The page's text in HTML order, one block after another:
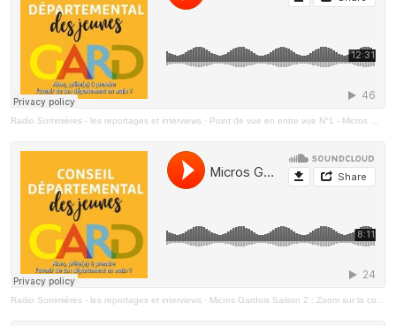
Radio Sommières - les reportages et interviews · Point de vue en entre vue N°1 - Micros Gardois- pont st esprit
Radio Sommières - les reportages et interviews · Micros Gardois Saison 2 : Zoom sur la convention internationale des Droits des Enfants